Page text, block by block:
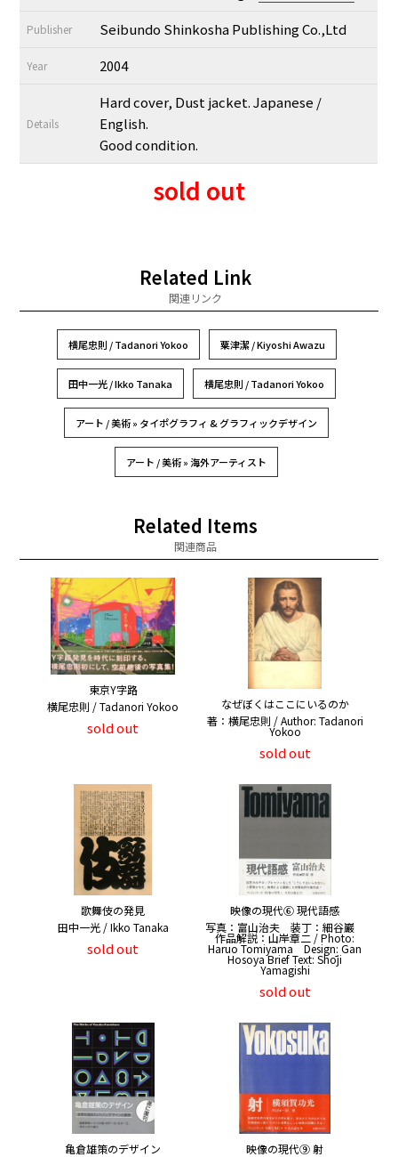
Publisher Seibundo Shinkosha Publishing Co.,Ltd
Year 2004
Details
Hard cover, Dust jacket. Japanese /
English.
Good condition.
sold out
Related Link
関連リンク
横尾忠則 / Tadanori Yokoo 粟津潔 / Kiyoshi Awazu
田中一光 / Ikko Tanaka 横尾忠則 / Tadanori Yokoo
アート / 美術 » タイポグラフィ & グラフィックデザイン
アート / 美術 » 海外アーティスト
Related Items
関連商品
東京Y字路
横尾忠則 / Tadanori Yokoo
sold out
なぜぼくはここにいるのか
著：横尾忠則 / Author: Tadanori
Yokoo
sold out
歌舞伎の発見
田中一光 / Ikko Tanaka
sold out
映像の現代⑥ 現代語感
写真：富山治夫 装丁：細谷巖
作品解説：山岸章二 / Photo:
Haruo Tomiyama Design: Gan
Hosoya Brief Text: Shōji
Yamagishi
sold out
亀倉雄策のデザイン
映像の現代⑨ 射